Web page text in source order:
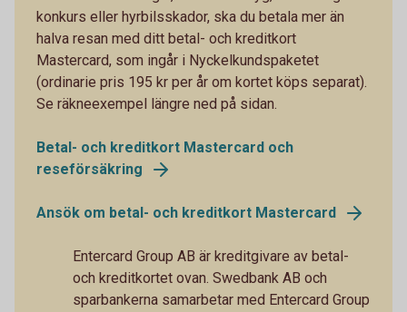
konkurs eller hyrbilsskador, ska du betala mer än
halva resan med ditt betal- och kreditkort
Mastercard, som ingår i Nyckelkundspaketet
(ordinarie pris 195 kr per år om kortet köps separat).
Se räkneexempel längre ned på sidan.
Betal- och kreditkort Mastercard och
reseförsäkring
Ansök om betal- och kreditkort Mastercard
Entercard Group AB är kreditgivare av betal-
och kreditkortet ovan. Swedbank AB och
sparbankerna samarbetar med Entercard Group